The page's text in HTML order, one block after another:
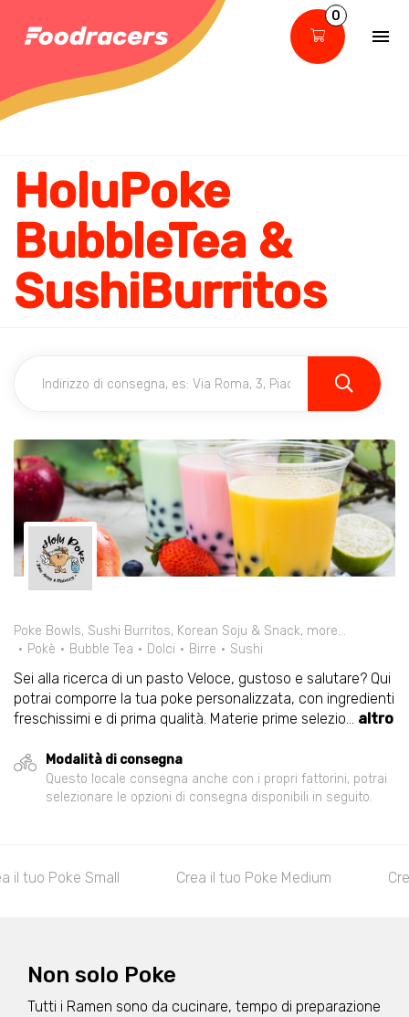
0
HoluPoke
BubbleTea &
SushiBurritos
Poke Bowls, Sushi Burritos, Korean Soju & Snack, more…
Pokè
Bubble Tea Dolci Birre Sushi
Sei alla ricerca di un pasto Veloce, gustoso e salutare? Qui
potrai comporre la tua poke personalizzata, con ingredienti
freschissimi e di prima qualità. Materie prime selezio... altro
Modalità di consegna
Questo locale consegna anche con i propri fattorini, potrai
selezionare le opzioni di consegna disponibili in seguito.
Small Crea il tuo Poke Small Crea il tuo
Non solo Poke
Tutti i Ramen sono da cucinare, tempo di preparazione